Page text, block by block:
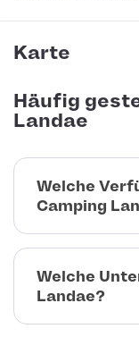
Karte
Häufig
Landae
Welche
Camping
Welche
Landae?